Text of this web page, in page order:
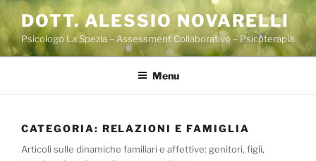
Salta
contenuto
DOTT. ALESSIO NOVARELLI
Psicologo La Spezia – Assessment Collaborativo – Psicoterapia
Menu
CATEGORIA: RELAZIONI E FAMIGLIA
Articoli sulle dinamiche familiari e affettive: genitori, figli,